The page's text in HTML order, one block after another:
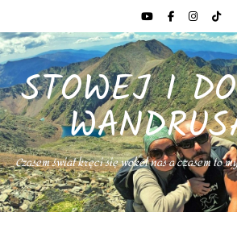
STOWEJ I
Czasem świat kręci się wokół nas a czasem to